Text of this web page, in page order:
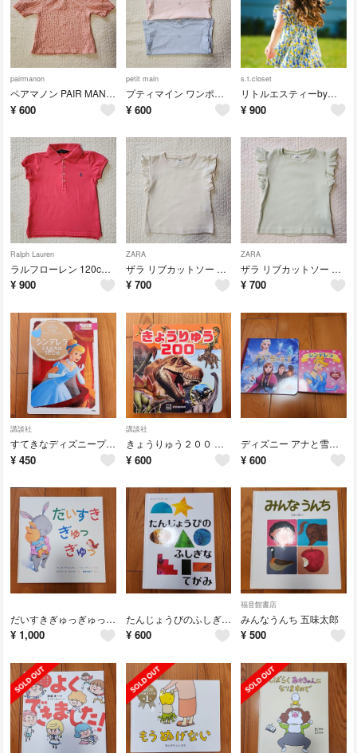
pairmanon
ペアマノン PAIR MANON もこもこトップス ピンク 120cm
¥ 600
petit main
プティマイン ワンポイントチェリーカットソー 2枚セット 110cm、120cm
¥ 600
s.t.closet
リトルエスティーbyエスティクローゼット 花柄トップス 130cm
¥ 900
Ralph Lauren
ラルフローレン 120cm 濃ピンク
¥ 900
ZARA
ザラ リブカットソー 肩フリル オフホワイト 6-7 120cm
¥ 700
ZARA
ザラ リブカットソー 肩フリル ミント 6-7 120cm
¥ 700
講談社
すてきなディズニープリンセス シンデレラともだちはうたひめ
¥ 450
講談社
きょうりゅう２００ ダイナソー
¥ 600
ディズニー アナと雪の女王 シンデレラ 2冊セット！美品！
¥ 600
だいすきぎゅっぎゅっ 美品
¥ 1,000
たんじょうびのふしぎなてがみ エリックカール
¥ 600
福音館書店
みんなうんち 五味太郎
¥ 500